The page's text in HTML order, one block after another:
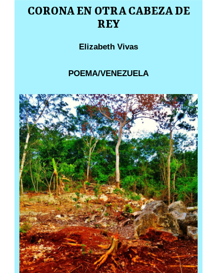
CORONA EN OTRA CABEZA DE
REY
Elizabeth Vivas
POEMA/VENEZUELA